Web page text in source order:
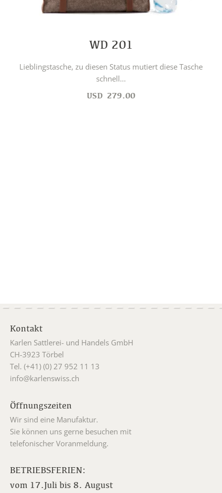
WD 201
Lieblingstasche, zu diesen Status mutiert diese Tasche
schnell...
USD 279.00
Kontakt
Karlen Sattlerei- und Handels GmbH
CH-3923 Törbel
Tel. (+41) (0) 27 952 11 13
info@karlenswiss.ch
Öffnungszeiten
Wir sind eine Manufaktur.
Sie können uns gerne besuchen mit
telefonischer Voranmeldung.
BETRIEBSFERIEN:
vom 17.Juli bis 8. August